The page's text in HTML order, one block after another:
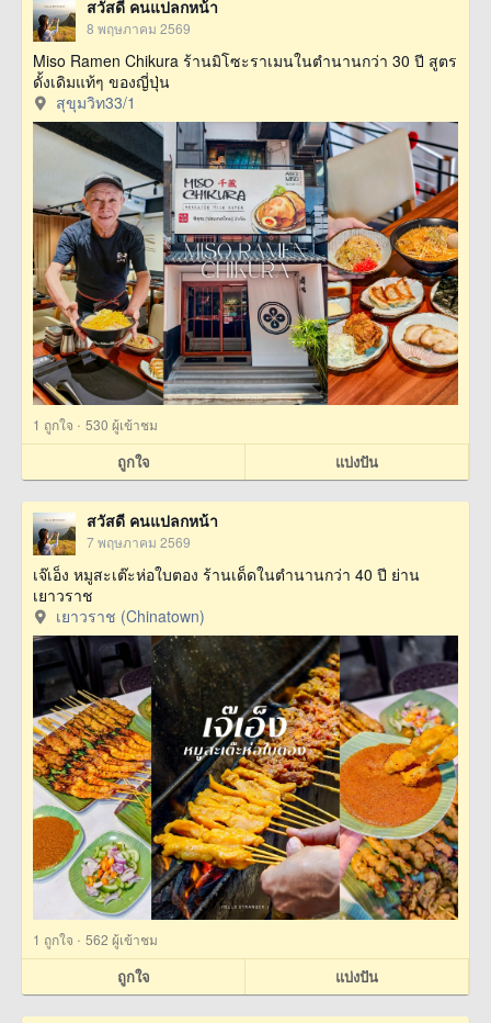
สวัสดี คนแปลกหน้า
8 พฤษภาคม 2569
Miso Ramen Chikura ร้านมิโซะราเมนในตำนานกว่า 30 ปี สูตร
ดั้งเดิมแท้ๆ ของญี่ปุ่น
สุขุมวิท33/1
1 ถูกใจ · 530 ผู้เข้าชม
ถูกใจ แบ่งปัน
สวัสดี คนแปลกหน้า
7 พฤษภาคม 2569
เจ๊เอ็ง หมูสะเต๊ะห่อใบตอง ร้านเด็ดในตำนานกว่า 40 ปี ย่าน
เยาวราช
เยาวราช (Chinatown)
1 ถูกใจ · 562 ผู้เข้าชม
ถูกใจ แบ่งปัน